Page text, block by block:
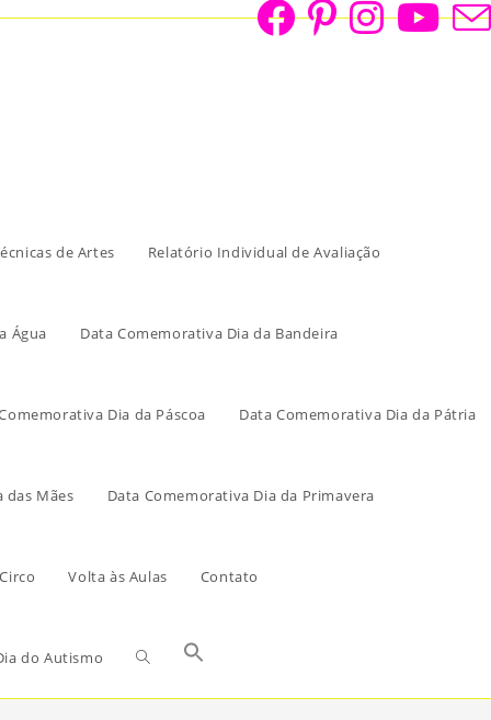
de Artes Relatório Individual de Avaliação
Água Data Comemorativa Dia da Bandeira
Dia da Páscoa Data Comemorativa Dia da Pátria
das Mães Data Comemorativa Dia da Primavera
Volta às Aulas Contato
do Autismo